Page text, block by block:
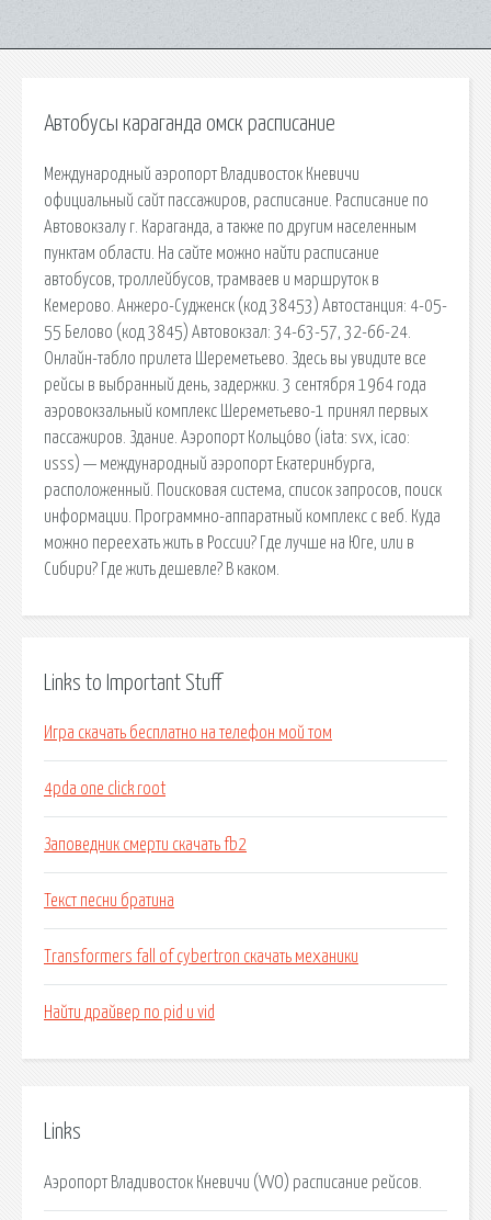
Автобусы караганда омск расписание
Международный аэропорт Владивосток Кневичи
официальный сайт пассажиров, расписание. Расписание по
Автовокзалу г. Караганда, а также по другим населенным
пунктам области. На сайте можно найти расписание
автобусов, троллейбусов, трамваев и маршруток в
Кемерово. Анжеро-Судженск (код 38453) Автостанция: 4-05-
55 Белово (код 3845) Автовокзал: 34-63-57, 32-66-24.
Онлайн-табло прилета Шереметьево. Здесь вы увидите все
рейсы в выбранный день, задержки. 3 сентября 1964 года
аэровокзальный комплекс Шереметьево-1 принял первых
пассажиров. Здание. Аэропорт Кольцо́во (iata: svx, icao:
usss) — международный аэропорт Екатеринбурга,
расположенный. Поисковая сиcтема, список запросов, поиск
информации. Программно-аппаратный комплекс с веб. Куда
можно переехать жить в России? Где лучше на Юге, или в
Сибири? Где жить дешевле? В каком.
Links to Important Stuff
Игра скачать бесплатно на телефон мой том
4pda one click root
Заповедник смерти скачать fb2
Текст песни братина
Transformers fall of cybertron скачать механики
Найти драйвер по pid и vid
Links
Аэропорт Владивосток Кневичи (VVO) расписание рейсов.